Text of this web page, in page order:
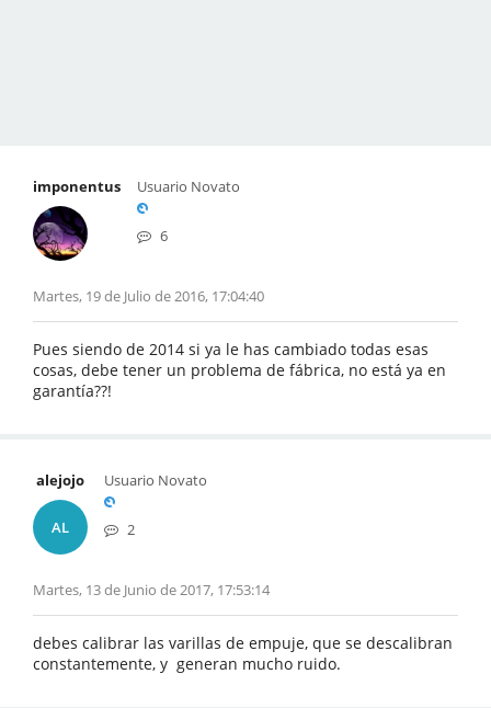
imponentus Usuario Novato
6
Martes, 19 de Julio de 2016, 17:04:40
Pues siendo de 2014 si ya le has cambiado todas esas
cosas, debe tener un problema de fábrica, no está ya en
garantía??!
alejojo
AL
Usuario Novato
2
Martes, 13 de Junio de 2017, 17:53:14
debes calibrar las varillas de empuje, que se descalibran
constantemente, y generan mucho ruido.